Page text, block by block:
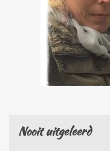
Nooit uitgeleerd